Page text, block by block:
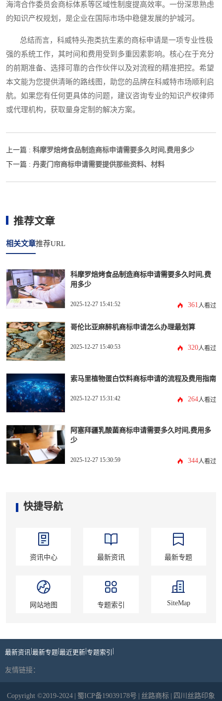
海湾合作委员会商标体系等区域性制度提高效率。一份深思熟虑
的知识产权规划，是企业在国际市场中稳健发展的护城河。
总结而言，科威特头孢类抗生素的商标申请是一项专业性极
强的系统工作，其时间和费用受到多重因素影响。核心在于充分
的前期准备、选择可靠的合作伙伴以及对流程的精准把控。希望
本文能为您提供清晰的路线图，助您的品牌在科威特市场顺利启
航。如果您有任何更具体的问题，建议咨询专业的知识产权律师
或代理机构，获取量身定制的解决方案。
上一篇 : 科摩罗焙烤食品制造商标申请需要多久时间,费用多少
下一篇 : 丹麦门帘商标申请需要提供那些资料、材料
推荐文章
相关文章推荐URL
科摩罗焙烤食品制造商标申请需要多久时间,费
用多少
2025-12-27 15:41:52 361人看过
哥伦比亚麻醉机商标申请怎么办理最划算
2025-12-27 15:40:53 320人看过
索马里植物蛋白饮料商标申请的流程及费用指南
2025-12-27 15:31:42 264人看过
阿塞拜疆乳酸菌商标申请需要多久时间,费用多
少
2025-12-27 15:30:59 344人看过
快捷导航
资讯中心 最新资讯 最新专题
网站地图 专题索引 SiteMap
最新资讯 最新专题 最近更新 专题索引
友情链接：
Copyright ©2019-2024 蜀ICP备19039178号 丝路商标 四川丝路印象